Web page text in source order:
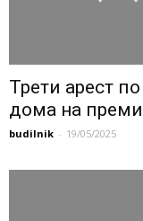
Трети арест
дома на
budilnik - 19/05/2025